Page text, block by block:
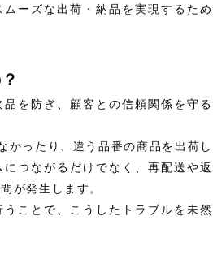
ーズな出荷・納品を実現するため
を防ぎ、顧客との信頼関係を守る
かったり、違う品番の商品を出荷し
つながるだけでなく、再配送や返
が発生します。
ことで、こうしたトラブルを未然